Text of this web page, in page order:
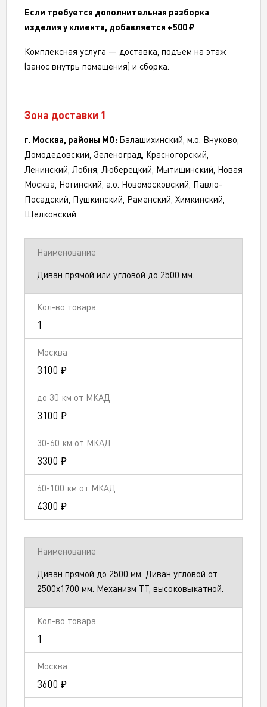
Если требуется дополнительная разборка
изделия у клиента, добавляется +500 ₽
Комплексная услуга — доставка, подъем на этаж
(занос внутрь помещения) и сборка.
Зона доставки 1
г. Москва, районы МО: Балашихинский, м.о. Внуково,
Домодедовский, Зеленоград, Красногорский,
Ленинский, Лобня, Люберецкий, Мытищинский, Новая
Москва, Ногинский, а.о. Новомосковский, Павло-
Посадский, Пушкинский, Раменский, Химкинский,
Щелковский.
Диван прямой или угловой до 2500 мм.
1
3100 ₽
3100 ₽
3300 ₽
4300 ₽
Диван прямой до 2500 мм. Диван угловой от
2500х1700 мм. Механизм ТТ, высоковыкатной.
1
3600 ₽